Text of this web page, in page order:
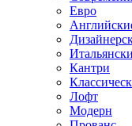
Евро
Кантри
Лофт
Модерн